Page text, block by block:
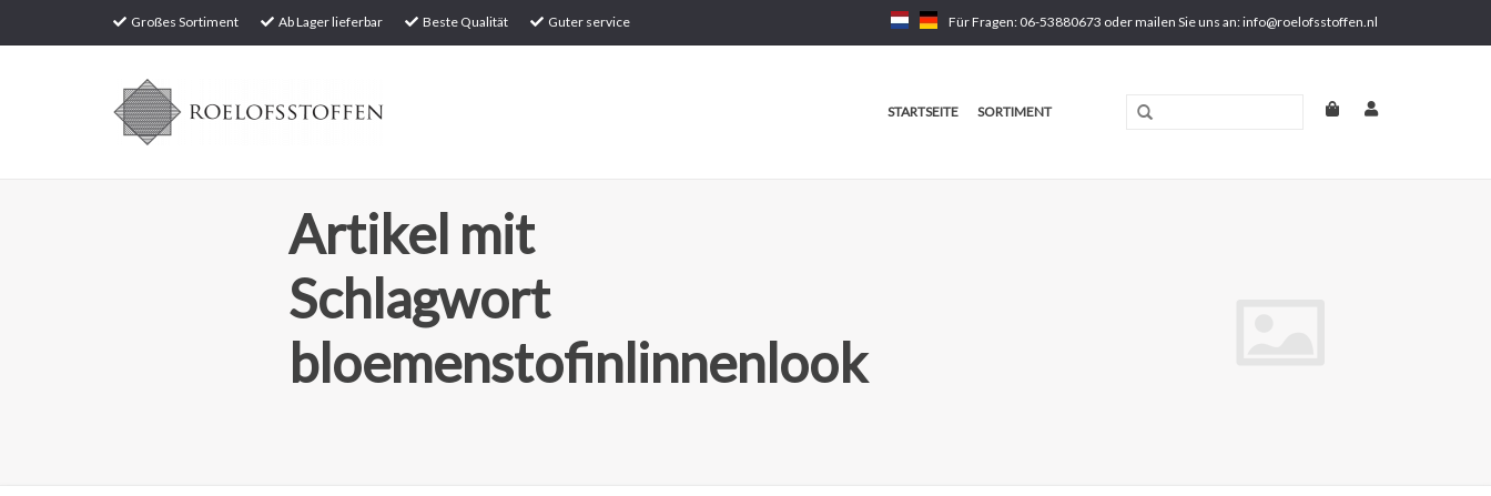
Großes Sortiment Ab Lager lieferbar Beste Qualität Guter service Für Fragen: 06-53880673 oder mailen Sie uns an:info@roelofsstoffen.nl
STARTSEITE SORTIMENT
Artikel mit
Schlagwort
bloemenstofinlinnenlook